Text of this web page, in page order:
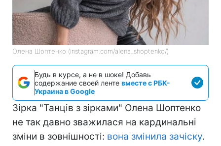
Олена Шоптенко (instagram.com/alena_shoptenko/)
Будь в курсе, а не в шоке! Добавь
содержание своей ленте вместе с РБК-
Украина в Google
Зірка "Танців з зірками" Олена Шоптенко
не так давно зважилася на кардинальні
зміни в зовнішності: вона змінила зачіску.